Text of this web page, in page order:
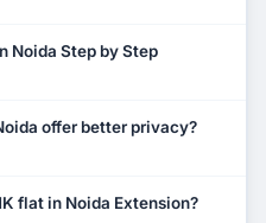
Noida Step by Step
offer better privacy?
flat in Noida Extension?